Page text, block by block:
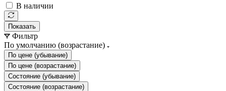
В наличии
Показать
Фильтр
По умолчанию (возрастание)
По цене (убывание)
По цене (возрастание)
Состояние (убывание)
Состояние (возрастание)